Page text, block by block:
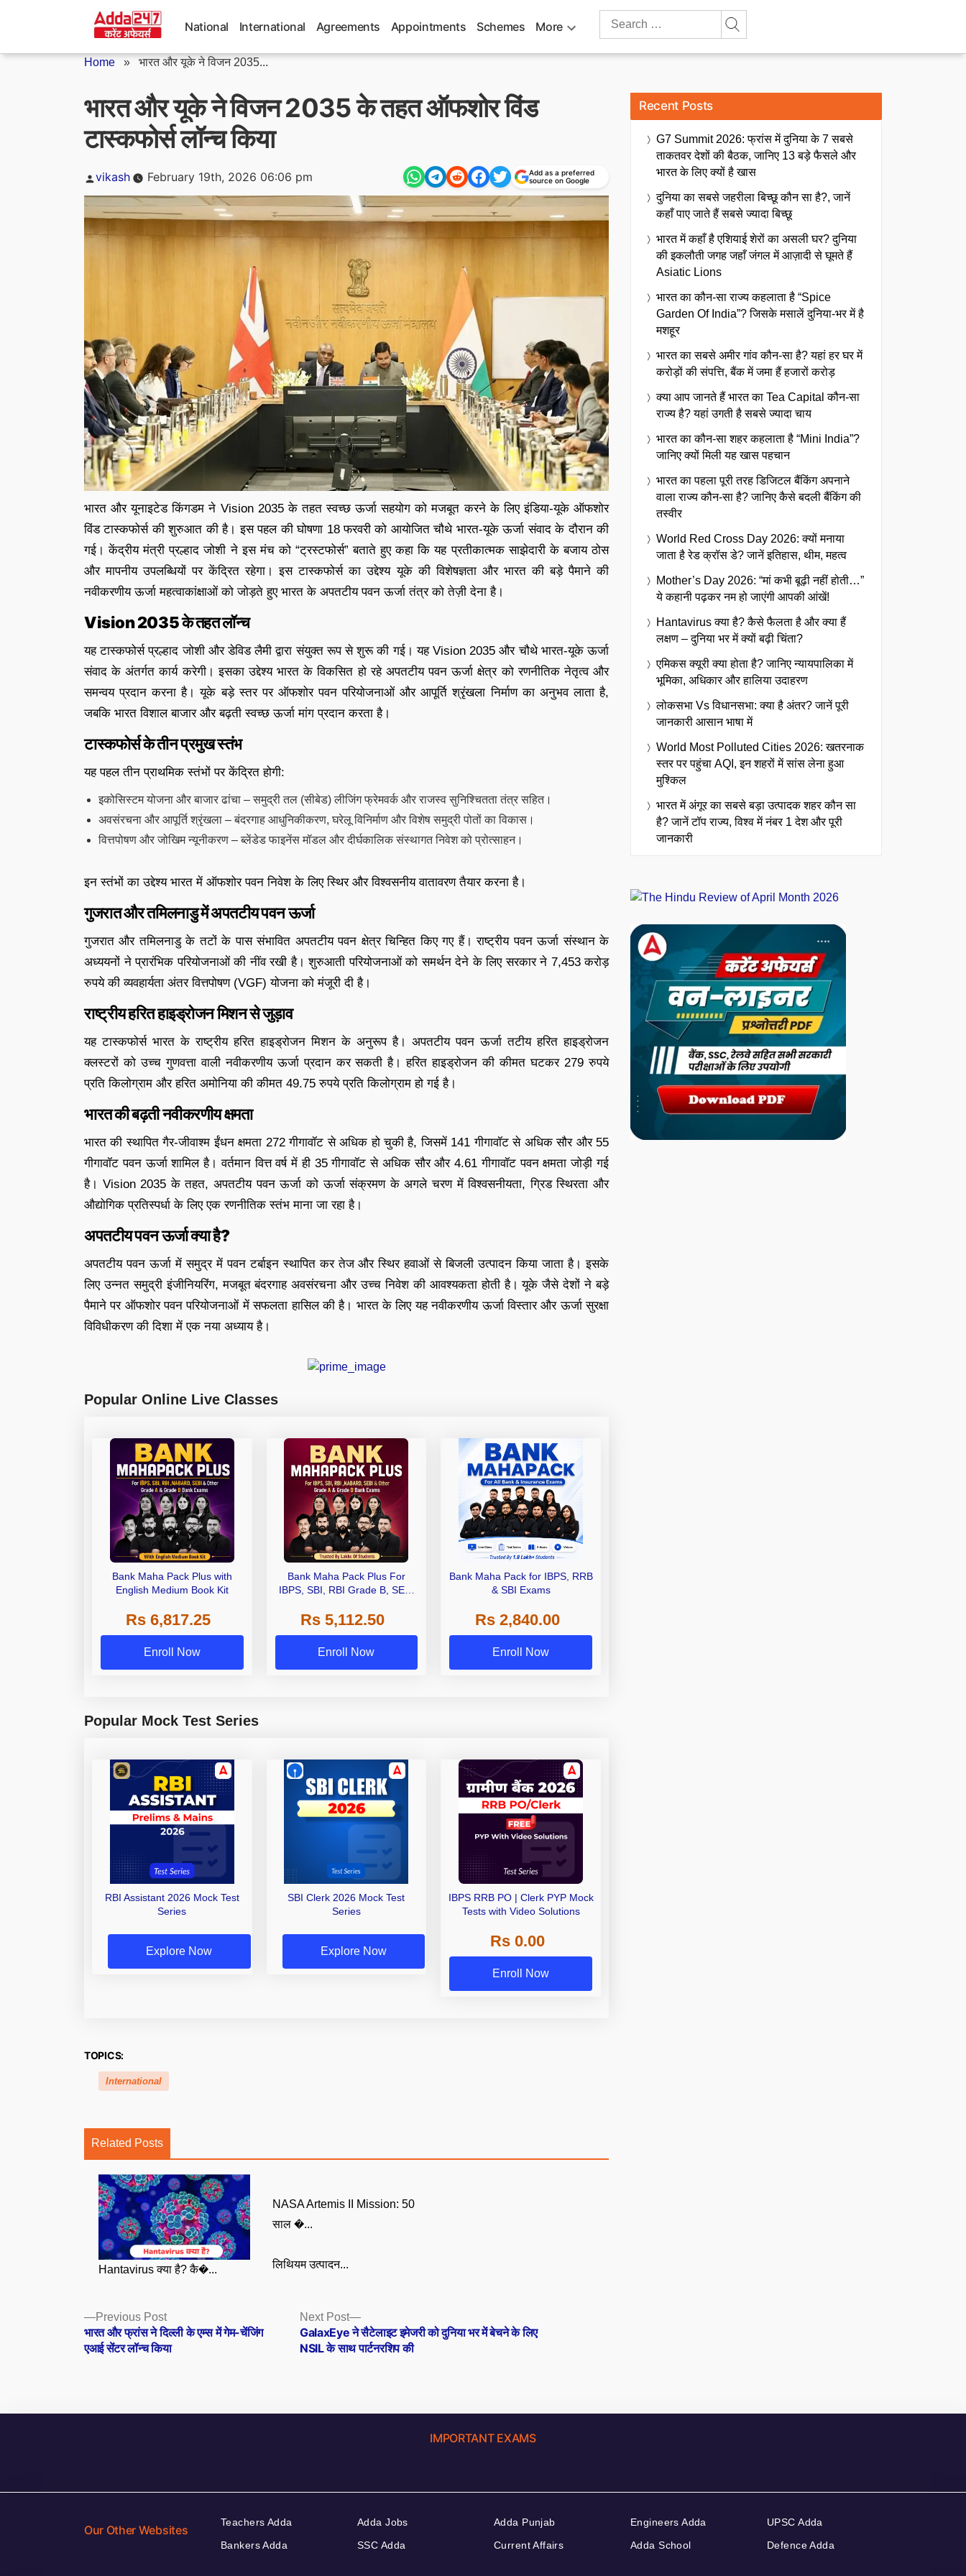
National International Agreements Appointments Schemes More
Search
Home » भारत और यूके ने विजन 2035...
भारत और यूके ने विजन 2035 के तहत ऑफशोर विंड
टास्कफोर्स लॉन्च किया
Posted
vikash February 19th, 2026 06:06 pm
Add as a preferred
source on Google
भारत और यूनाइटेड किंगडम ने Vision 2035 के तहत स्वच्छ ऊर्जा सहयोग को मजबूत करने के लिए इंडिया-यूके ऑफशोर
विंड टास्कफोर्स की शुरुआत की है। इस पहल की घोषणा 18 फरवरी को आयोजित चौथे भारत-यूके ऊर्जा संवाद के दौरान की
गई। केंद्रीय मंत्री प्रल्हाद जोशी ने इस मंच को “ट्रस्टफोर्स” बताते हुए कहा कि यह प्रतीकात्मक साझेदारी के बजाय ठोस
और मापनीय उपलब्धियों पर केंद्रित रहेगा। इस टास्कफोर्स का उद्देश्य यूके की विशेषज्ञता और भारत की बड़े पैमाने की
नवीकरणीय ऊर्जा महत्वाकांक्षाओं को जोड़ते हुए भारत के अपतटीय पवन ऊर्जा तंत्र को तेज़ी देना है।
Vision 2035 के तहत लॉन्च
यह टास्कफोर्स प्रल्हाद जोशी और डेविड लैमी द्वारा संयुक्त रूप से शुरू की गई। यह Vision 2035 और चौथे भारत-यूके ऊर्जा
संवाद के अंतर्गत कार्य करेगी। इसका उद्देश्य भारत के विकसित हो रहे अपतटीय पवन ऊर्जा क्षेत्र को रणनीतिक नेतृत्व और
समन्वय प्रदान करना है। यूके बड़े स्तर पर ऑफशोर पवन परियोजनाओं और आपूर्ति श्रृंखला निर्माण का अनुभव लाता है,
जबकि भारत विशाल बाजार और बढ़ती स्वच्छ ऊर्जा मांग प्रदान करता है।
टास्कफोर्स के तीन प्रमुख स्तंभ
यह पहल तीन प्राथमिक स्तंभों पर केंद्रित होगी:
इकोसिस्टम योजना और बाजार ढांचा – समुद्री तल (सीबेड) लीजिंग फ्रेमवर्क और राजस्व सुनिश्चितता तंत्र सहित।
अवसंरचना और आपूर्ति श्रृंखला – बंदरगाह आधुनिकीकरण, घरेलू विनिर्माण और विशेष समुद्री पोतों का विकास।
वित्तपोषण और जोखिम न्यूनीकरण – ब्लेंडेड फाइनेंस मॉडल और दीर्घकालिक संस्थागत निवेश को प्रोत्साहन।
इन स्तंभों का उद्देश्य भारत में ऑफशोर पवन निवेश के लिए स्थिर और विश्वसनीय वातावरण तैयार करना है।
गुजरात और तमिलनाडु में अपतटीय पवन ऊर्जा
गुजरात और तमिलनाडु के तटों के पास संभावित अपतटीय पवन क्षेत्र चिन्हित किए गए हैं। राष्ट्रीय पवन ऊर्जा संस्थान के
अध्ययनों ने प्रारंभिक परियोजनाओं की नींव रखी है। शुरुआती परियोजनाओं को समर्थन देने के लिए सरकार ने 7,453 करोड़
रुपये की व्यवहार्यता अंतर वित्तपोषण (VGF) योजना को मंजूरी दी है।
राष्ट्रीय हरित हाइड्रोजन मिशन से जुड़ाव
यह टास्कफोर्स भारत के राष्ट्रीय हरित हाइड्रोजन मिशन के अनुरूप है। अपतटीय पवन ऊर्जा तटीय हरित हाइड्रोजन
क्लस्टरों को उच्च गुणवत्ता वाली नवीकरणीय ऊर्जा प्रदान कर सकती है। हरित हाइड्रोजन की कीमत घटकर 279 रुपये
प्रति किलोग्राम और हरित अमोनिया की कीमत 49.75 रुपये प्रति किलोग्राम हो गई है।
भारत की बढ़ती नवीकरणीय क्षमता
भारत की स्थापित गैर-जीवाश्म ईंधन क्षमता 272 गीगावॉट से अधिक हो चुकी है, जिसमें 141 गीगावॉट से अधिक सौर और 55
गीगावॉट पवन ऊर्जा शामिल है। वर्तमान वित्त वर्ष में ही 35 गीगावॉट से अधिक सौर और 4.61 गीगावॉट पवन क्षमता जोड़ी गई
है। Vision 2035 के तहत, अपतटीय पवन ऊर्जा को ऊर्जा संक्रमण के अगले चरण में विश्वसनीयता, ग्रिड स्थिरता और
औद्योगिक प्रतिस्पर्धा के लिए एक रणनीतिक स्तंभ माना जा रहा है।
अपतटीय पवन ऊर्जा क्या है?
अपतटीय पवन ऊर्जा में समुद्र में पवन टर्बाइन स्थापित कर तेज और स्थिर हवाओं से बिजली उत्पादन किया जाता है। इसके
लिए उन्नत समुद्री इंजीनियरिंग, मजबूत बंदरगाह अवसंरचना और उच्च निवेश की आवश्यकता होती है। यूके जैसे देशों ने बड़े
पैमाने पर ऑफशोर पवन परियोजनाओं में सफलता हासिल की है। भारत के लिए यह नवीकरणीय ऊर्जा विस्तार और ऊर्जा सुरक्षा
विविधीकरण की दिशा में एक नया अध्याय है।
Popular Online Live Classes
Bank Maha Pack Plus with
English Medium Book Kit
Rs 6,817.25
Enroll Now
Bank Maha Pack Plus For
IBPS, SBI, RBI Grade B, SEBI
Other Grade A & Grade B Bank
Exams
Rs 5,112.50
Enroll Now
Bank Maha Pack for IBPS, RRB
& SBI Exams
Rs 2,840.00
Enroll Now
Popular Mock Test Series
RBI Assistant 2026 Mock Test
Series
Explore Now
SBI Clerk 2026 Mock Test
Series
Explore Now
IBPS RRB PO | Clerk PYP Mock
Tests with Video Solutions
Rs 0.00
Enroll Now
TOPICS:
International
Related Posts
Hantavirus क्या है? कै�...
NASA Artemis II Mission: 50
साल �...
लिथियम उत्पादन...
Posts
navigation
Previous PostPrevious
post:
भारत और फ्रांस ने दिल्ली के एम्स में गेम-चेंजिंग
एआई सेंटर लॉन्च किया
Next Post
Next
post:
GalaxEye ने सैटेलाइट इमेजरी को दुनिया भर में बेचने के लिए
NSIL के साथ पार्टनरशिप की
Recent Posts
G7 Summit 2026: फ्रांस में दुनिया के 7 सबसे
ताकतवर देशों की बैठक, जानिए 13 बड़े फैसले और
भारत के लिए क्यों है खास
दुनिया का सबसे जहरीला बिच्छू कौन सा है?, जानें
कहाँ पाए जाते हैं सबसे ज्यादा बिच्छू
भारत में कहाँ है एशियाई शेरों का असली घर? दुनिया
की इकलौती जगह जहाँ जंगल में आज़ादी से घूमते हैं
Asiatic Lions
भारत का कौन-सा राज्य कहलाता है “Spice
Garden Of India”? जिसके मसालें दुनिया-भर में है
मशहूर
भारत का सबसे अमीर गांव कौन-सा है? यहां हर घर में
करोड़ों की संपत्ति, बैंक में जमा हैं हजारों करोड़
क्या आप जानते हैं भारत का Tea Capital कौन-सा
राज्य है? यहां उगती है सबसे ज्यादा चाय
भारत का कौन-सा शहर कहलाता है “Mini India”?
जानिए क्यों मिली यह खास पहचान
भारत का पहला पूरी तरह डिजिटल बैंकिंग अपनाने
वाला राज्य कौन-सा है? जानिए कैसे बदली बैंकिंग की
तस्वीर
World Red Cross Day 2026: क्यों मनाया
जाता है रेड क्रॉस डे? जानें इतिहास, थीम, महत्व
Mother’s Day 2026: “मां कभी बूढ़ी नहीं होती…”
ये कहानी पढ़कर नम हो जाएंगी आपकी आंखें!
Hantavirus क्या है? कैसे फैलता है और क्या हैं
लक्षण – दुनिया भर में क्यों बढ़ी चिंता?
एमिकस क्यूरी क्या होता है? जानिए न्यायपालिका में
भूमिका, अधिकार और हालिया उदाहरण
लोकसभा Vs विधानसभा: क्या है अंतर? जानें पूरी
जानकारी आसान भाषा में
World Most Polluted Cities 2026: खतरनाक
स्तर पर पहुंचा AQI, इन शहरों में सांस लेना हुआ
मुश्किल
भारत में अंगूर का सबसे बड़ा उत्पादक शहर कौन सा
है? जानें टॉप राज्य, विश्व में नंबर 1 देश और पूरी
जानकारी
IMPORTANT EXAMS
Our Other Websites
Teachers Adda
Bankers Adda
Adda Jobs
SSC Adda
Adda Punjab
Current Affairs
Engineers Adda
Adda School
UPSC Adda
Defence Adda